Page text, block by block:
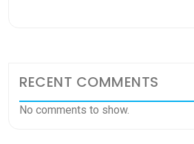
RECENT COMMENTS
No comments to show.